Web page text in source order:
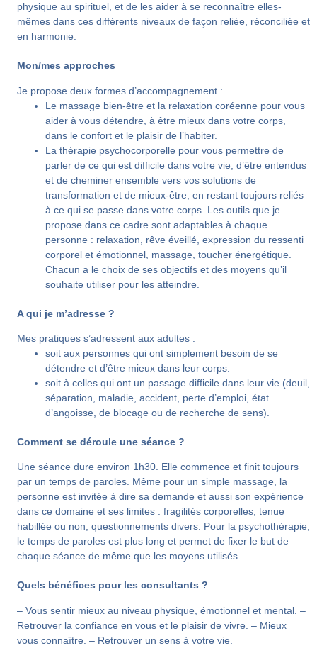
physique au spirituel, et de les aider à se reconnaître elles-
mêmes dans ces différents niveaux de façon reliée, réconciliée et
en harmonie.
Mon/mes approches
Je propose deux formes d’accompagnement :
Le massage bien-être et la relaxation coréenne pour vous
aider à vous détendre, à être mieux dans votre corps,
dans le confort et le plaisir de l’habiter.
La thérapie psychocorporelle pour vous permettre de
parler de ce qui est difficile dans votre vie, d’être entendus
et de cheminer ensemble vers vos solutions de
transformation et de mieux-être, en restant toujours reliés
à ce qui se passe dans votre corps. Les outils que je
propose dans ce cadre sont adaptables à chaque
personne : relaxation, rêve éveillé, expression du ressenti
corporel et émotionnel, massage, toucher énergétique.
Chacun a le choix de ses objectifs et des moyens qu’il
souhaite utiliser pour les atteindre.
A qui je m’adresse ?
Mes pratiques s’adressent aux adultes :
soit aux personnes qui ont simplement besoin de se
détendre et d’être mieux dans leur corps.
soit à celles qui ont un passage difficile dans leur vie (deuil,
séparation, maladie, accident, perte d’emploi, état
d’angoisse, de blocage ou de recherche de sens).
Comment se déroule une séance ?
Une séance dure environ 1h30. Elle commence et finit toujours
par un temps de paroles. Même pour un simple massage, la
personne est invitée à dire sa demande et aussi son expérience
dans ce domaine et ses limites : fragilités corporelles, tenue
habillée ou non, questionnements divers. Pour la psychothérapie,
le temps de paroles est plus long et permet de fixer le but de
chaque séance de même que les moyens utilisés.
Quels bénéfices pour les consultants ?
– Vous sentir mieux au niveau physique, émotionnel et mental. –
Retrouver la confiance en vous et le plaisir de vivre. – Mieux
vous connaître. – Retrouver un sens à votre vie.